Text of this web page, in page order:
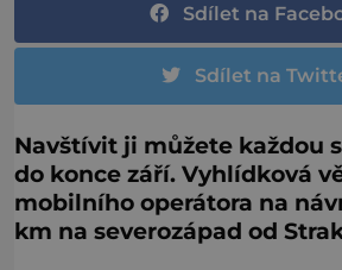
Sdílet na
Sdílet na
Navštívit ji můžete každou
do konce září. Vyhlídková
mobilního operátora na
km na severozápad od